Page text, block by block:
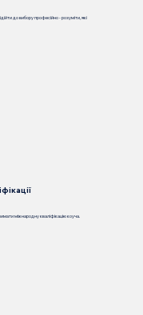
до вибору професійно - розуміти, які
міжнародну кваліфікацію коуча.